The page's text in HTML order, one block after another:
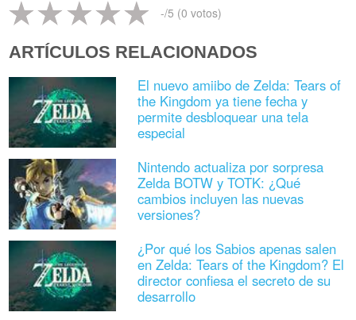
-/5 (0 votos)
ARTÍCULOS RELACIONADOS
El nuevo amiibo de Zelda: Tears of
the Kingdom ya tiene fecha y
permite desbloquear una tela
especial
Nintendo actualiza por sorpresa
Zelda BOTW y TOTK: ¿Qué
cambios incluyen las nuevas
versiones?
¿Por qué los Sabios apenas salen
en Zelda: Tears of the Kingdom? El
director confiesa el secreto de su
desarrollo